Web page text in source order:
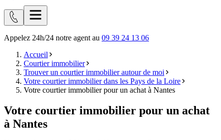
Appelez 24h/24 notre agent au 09 39 24 13 06
Accueil
Courtier immobilier
Trouver un courtier immobilier autour de moi
Votre courtier immobilier dans les Pays de la Loire
Votre courtier immobilier pour un achat à Nantes
Votre courtier immobilier pour un achat
à Nantes